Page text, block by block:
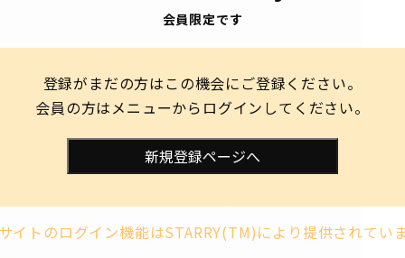
会員限定です
登録がまだの方はこの機会にご登録ください。
会員の方はメニューからログインしてください。
新規登録ページへ
イトのログイン機能はSTARRY(TM)により提供されてい